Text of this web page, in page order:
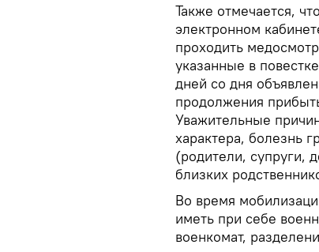
Также отмечается,
электронном
проходить
указанные в
дней со дня
продолжения
Уважительные
характера, болезнь
(родители, супруги,
близких
Во время
иметь при себе
военкомат,